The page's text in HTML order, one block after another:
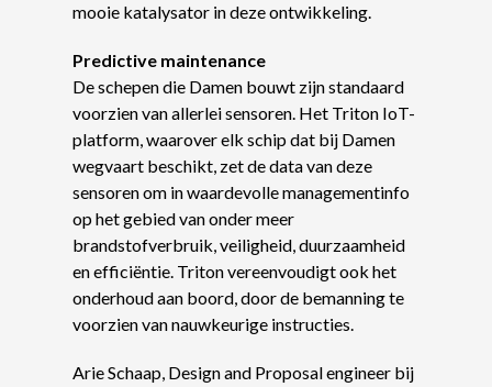
mooie katalysator in deze ontwikkeling.
Predictive maintenance
De schepen die Damen bouwt zijn standaard
voorzien van allerlei sensoren. Het Triton IoT-
platform, waarover elk schip dat bij Damen
wegvaart beschikt, zet de data van deze
sensoren om in waardevolle managementinfo
op het gebied van onder meer
brandstofverbruik, veiligheid, duurzaamheid
en efficiëntie. Triton vereenvoudigt ook het
onderhoud aan boord, door de bemanning te
voorzien van nauwkeurige instructies.
Arie Schaap, Design and Proposal engineer bij